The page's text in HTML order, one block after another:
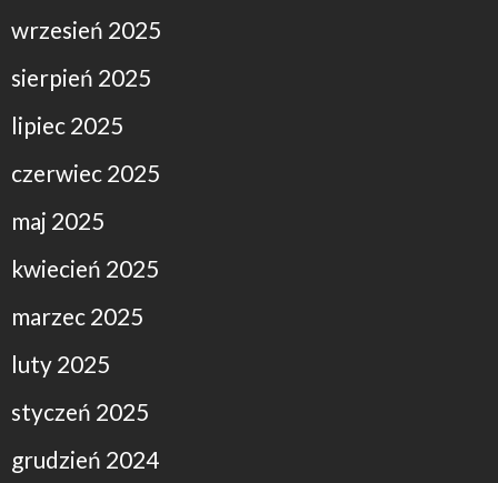
wrzesień 2025
sierpień 2025
lipiec 2025
czerwiec 2025
maj 2025
kwiecień 2025
marzec 2025
luty 2025
styczeń 2025
grudzień 2024